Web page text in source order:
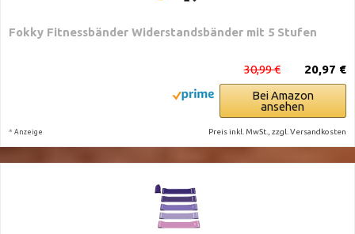
Fokky Fitnessbänder Widerstandsbänder mit 5 Stufen
20,97 €
30,99 €
Bei Amazon
ansehen
* Anzeige Preis inkl. MwSt., zzgl. Versandkosten